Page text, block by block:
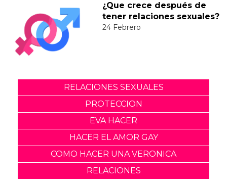
¿Que crece después de
tener relaciones sexuales?
24 Febrero
RELACIONES SEXUALES
PROTECCION
EVA HACER
HACER EL AMOR GAY
COMO HACER UNA VERONICA
RELACIONES